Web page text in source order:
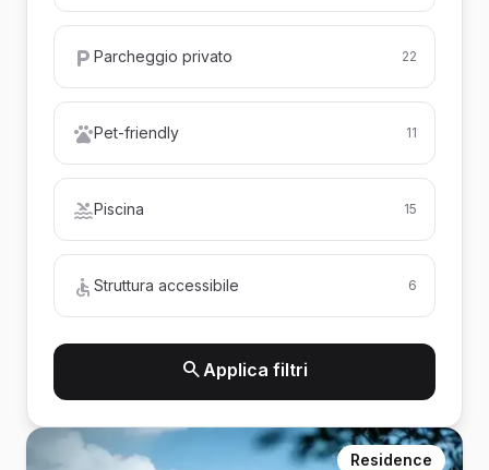
Parcheggio privato 22
Pet-friendly 11
Piscina 15
Struttura accessibile 6
Applica filtri
Residence